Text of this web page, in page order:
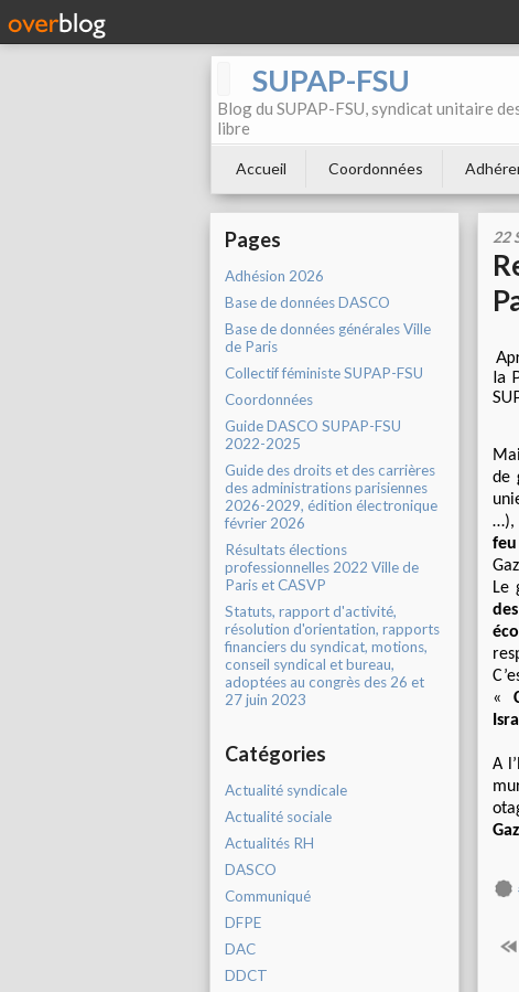
SUPAP-FSU
Blog du SUPAP-FSU, syndicat unitaire
libre
Accueil Coordonnées
Pages
Adhésion 2026
Base de données DASCO
Base de données générales Ville
de Paris
Collectif féministe SUPAP-FSU
Coordonnées
Guide DASCO SUPAP-FSU
2022-2025
Guide des droits et des carrières
des administrations parisiennes
2026-2029, édition électronique
février 2026
Résultats élections
professionnelles 2022 Ville de
Paris et CASVP
Statuts, rapport d'activité,
résolution d'orientation, rapports
financiers du syndicat, motions,
conseil syndical et bureau,
adoptées au congrès des 26 et
27 juin 2023
Catégories
Actualité syndicale
Actualité sociale
Actualités RH
DASCO
Communiqué
DFPE
DAC
DDCT
22
la
de
…),
Le
«
A